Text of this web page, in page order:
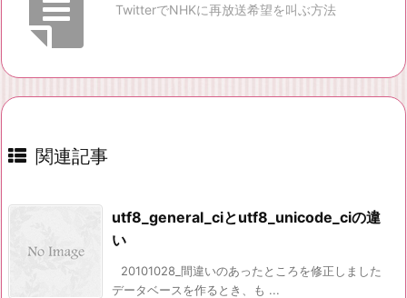
TwitterでNHKに再放送希望を叫ぶ方法
関連記事
utf8_general_ciとutf8_unicode_ciの違
い
20101028_間違いのあったところを修正しました
データベースを作るとき、も ...